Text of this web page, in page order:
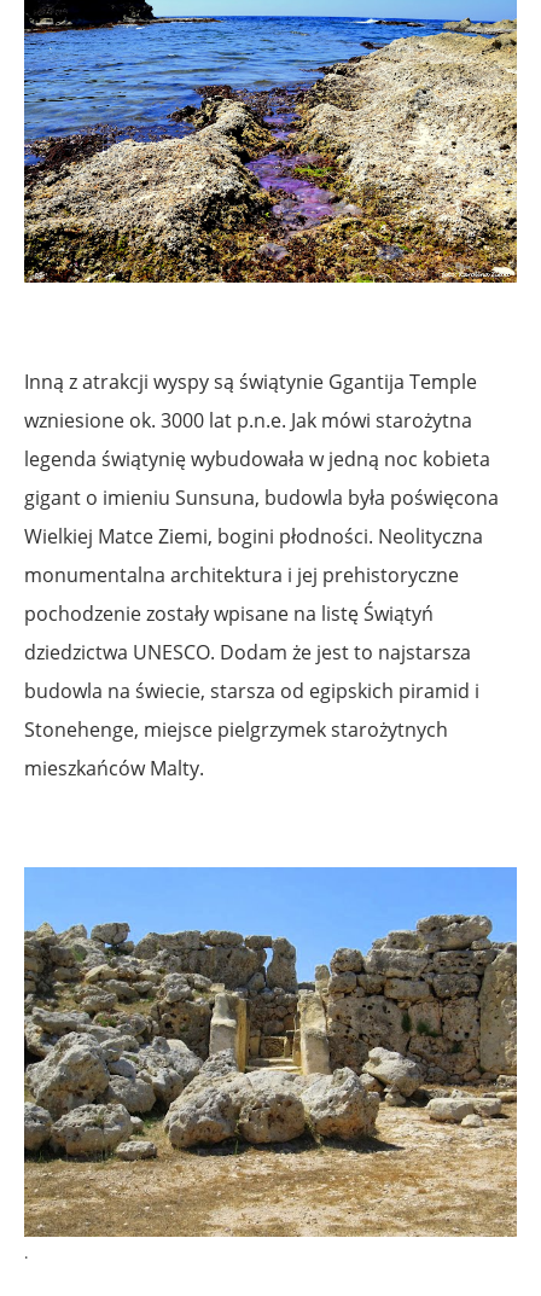
Inną z atrakcji wyspy są świątynie Ggantija Temple
wzniesione ok. 3000 lat p.n.e. Jak mówi starożytna
legenda świątynię wybudowała w jedną noc kobieta
gigant o imieniu Sunsuna, budowla była poświęcona
Wielkiej Matce Ziemi, bogini płodności. Neolityczna
monumentalna architektura i jej prehistoryczne
pochodzenie zostały wpisane na listę Świątyń
dziedzictwa UNESCO. Dodam że jest to najstarsza
budowla na świecie, starsza od egipskich piramid i
Stonehenge, miejsce pielgrzymek starożytnych
mieszkańców Malty.
.